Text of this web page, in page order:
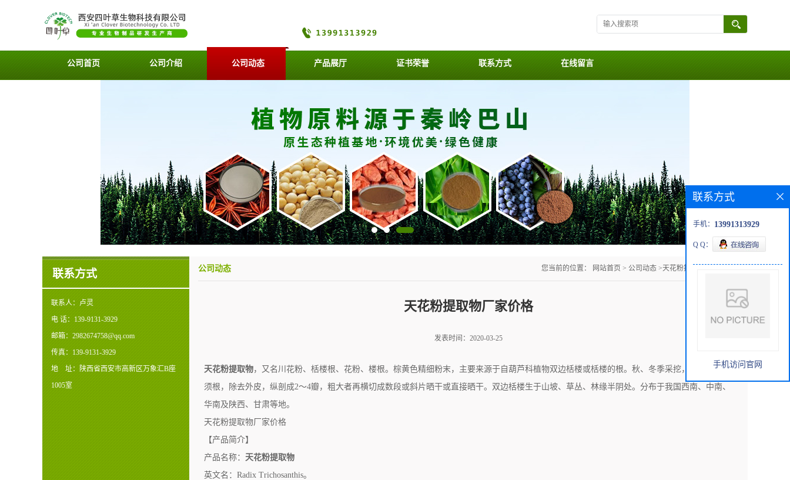
公司首页 公司介绍 公司动态 产品展厅 证书荣誉 联系方式 在线留言
联系方式
联系人：卢灵
电 话：139-9131-3929
邮箱：2982674758@qq.com
传真：139-9131-3929
地 址：陕西省西安市高新区万象汇B座
1005室
公司动态 您当前的位置： 网站首页 > 公司动态 >天花粉提取物厂家价格
天花粉提取物厂家价格
发表时间：2020-03-25
天花粉提取物，又名川花粉、栝楼根、花粉、楼根。棕黄色精细粉末，主要来源于自葫芦科植物双边栝楼或栝楼的根。秋、冬季采挖，洗净，除去
须根，除去外皮，纵剖成2～4瓣，粗大者再横切成数段或斜片晒干或直接晒干。双边栝楼生于山坡、草丛、林缘半阴处。分布于我国西南、中南、
华南及陕西、甘肃等地。
天花粉提取物厂家价格
【产品简介】
产品名称： 天花粉提取物
英文名：Radix Trichosanthis。
联系方式
手机： 13991313929
Q Q：
手机访问官网